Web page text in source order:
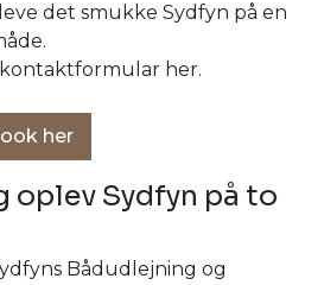
det smukke Sydfyn på en
her.
her
oplev Sydfyn på to
Bådudlejning og